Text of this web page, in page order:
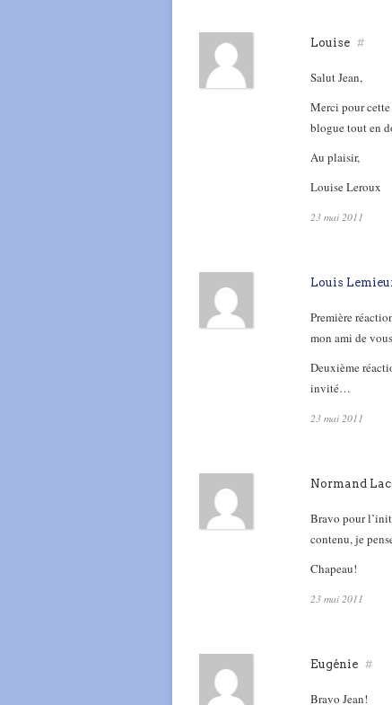
Louise #
Salut Jean,
Merci pour
blogue tout en
Au plaisir,
Louise Leroux
23 mai 2011
Louis
Première
mon ami de
Deuxième
invité…
23 mai 2011
Normand
Bravo pour
contenu, je
Chapeau!
23 mai 2011
Eugénie #
Bravo Jean!